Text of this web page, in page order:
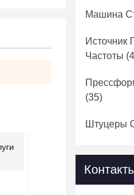
Машина
Источник
Частоты
(35)
Штуцеры